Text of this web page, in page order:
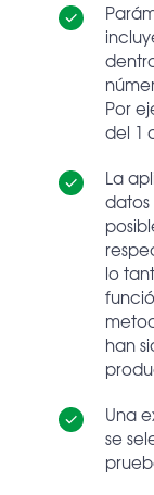
Por
del 1
La
lo
han
Una
se